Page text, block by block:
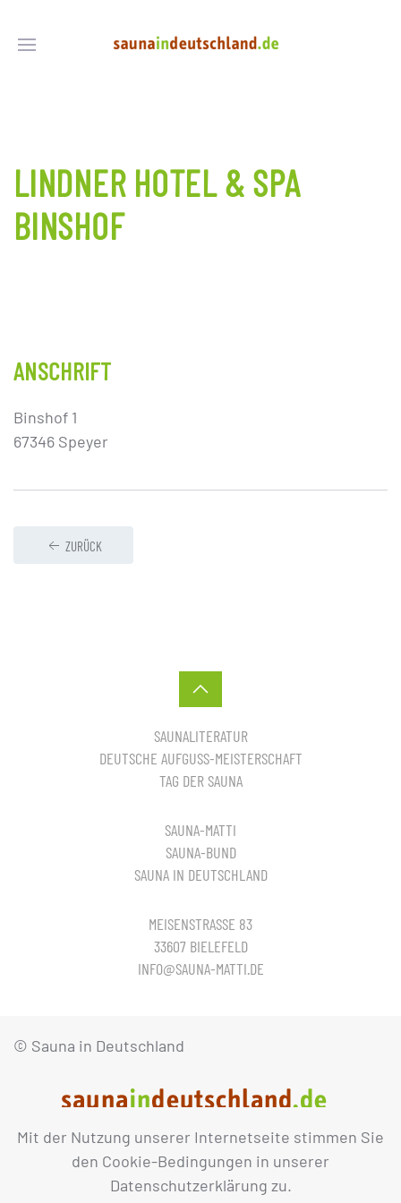
Mit der Nutzung unserer Internetseite stimmen Sie
den Cookie-Bedingungen in unserer
Datenschutzerklärung zu.
LINDNER HOTEL & SPA
BINSHOF
ANSCHRIFT
Binshof 1
67346 Speyer
ZURÜCK
SAUNALITERATUR
DEUTSCHE AUFGUSS-MEISTERSCHAFT
TAG DER SAUNA
SAUNA-MATTI
SAUNA-BUND
SAUNA IN DEUTSCHLAND
MEISENSTRASSE 83
33607 BIELEFELD
INFO@SAUNA-MATTI.DE
© Sauna in Deutschland
IMPRESSUM DATENSCHUTZ